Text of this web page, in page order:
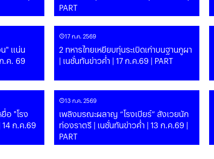
PART
" แน่น
.ค. 69
17 ก.ค. 2569
2 ทหารไทยเหยียบทุ่นระเบิดเก่าบนฐานภูผา
| เนชั่นทันข่าวค่ำ | 17 ก.ค.69 | PART
อ "โรง
13 ก.ค. 2569
เพลิงมรณะผลาญ “โรงเบียร์” สังเวยนัก
ท่องราตรี | เนชั่นทันข่าวค่ำ | 13 ก.ค.69 |
PART